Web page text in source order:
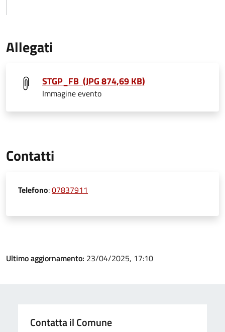
Allegati
STGP_FB (JPG 874,69 KB)
Immagine evento
Contatti
Telefono:07837911
Ultimo aggiornamento: 23/04/2025, 17:10
Contatta il Comune